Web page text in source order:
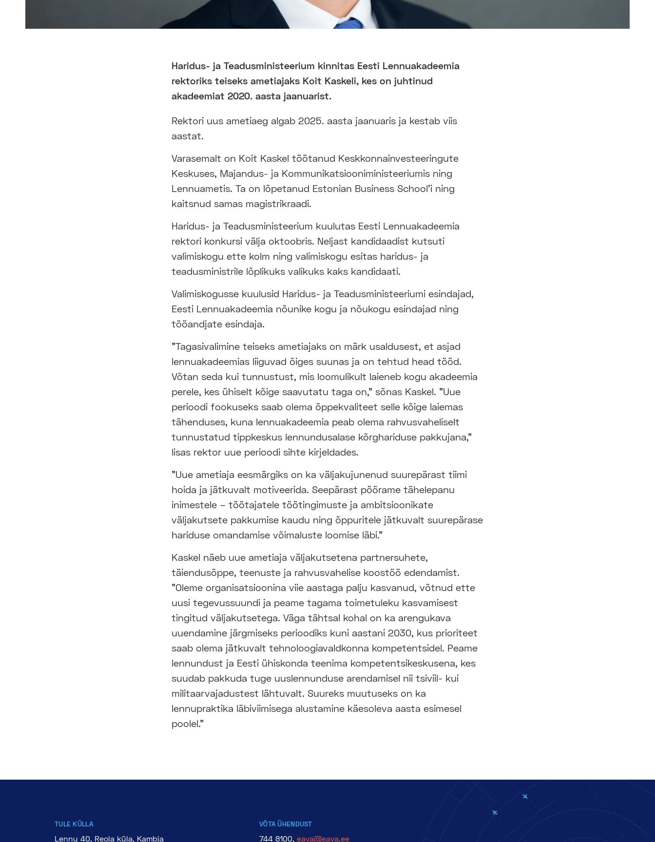
Haridus- ja Teadusministeerium kinnitas Eesti Lennuakadeemia
rektoriks teiseks ametiajaks Koit Kaskeli, kes on juhtinud
akadeemiat 2020. aasta jaanuarist.
Rektori uus ametiaeg algab 2025. aasta jaanuaris ja kestab viis
aastat.
Varasemalt on Koit Kaskel töötanud Keskkonnainvesteeringute
Keskuses, Majandus- ja Kommunikatsiooniministeeriumis ning
Lennuametis. Ta on lõpetanud Estonian Business School’i ning
kaitsnud samas magistrikraadi.
Haridus- ja Teadusministeerium kuulutas Eesti Lennuakadeemia
rektori konkursi välja oktoobris. Neljast kandidaadist kutsuti
valimiskogu ette kolm ning valimiskogu esitas haridus- ja
teadusministrile lõplikuks valikuks kaks kandidaati.
Valimiskogusse kuulusid Haridus- ja Teadusministeeriumi esindajad,
Eesti Lennuakadeemia nõunike kogu ja nõukogu esindajad ning
tööandjate esindaja.
"Tagasivalimine teiseks ametiajaks on märk usaldusest, et asjad
lennuakadeemias liiguvad õiges suunas ja on tehtud head tööd.
Võtan seda kui tunnustust, mis loomulikult laieneb kogu akadeemia
perele, kes ühiselt kõige saavutatu taga on," sõnas Kaskel. "Uue
perioodi fookuseks saab olema õppekvaliteet selle kõige laiemas
tähenduses, kuna lennuakadeemia peab olema rahvusvaheliselt
tunnustatud tippkeskus lennundusalase kõrghariduse pakkujana,"
lisas rektor uue perioodi sihte kirjeldades.
"Uue ametiaja eesmärgiks on ka väljakujunenud suurepärast tiimi
hoida ja jätkuvalt motiveerida. Seepärast pöörame tähelepanu
inimestele – töötajatele töötingimuste ja ambitsioonikate
väljakutsete pakkumise kaudu ning õppuritele jätkuvalt suurepärase
hariduse omandamise võimaluste loomise läbi."
Kaskel näeb uue ametiaja väljakutsetena partnersuhete,
täiendusõppe, teenuste ja rahvusvahelise koostöö edendamist.
"Oleme organisatsioonina viie aastaga palju kasvanud, võtnud ette
uusi tegevussuundi ja peame tagama toimetuleku kasvamisest
tingitud väljakutsetega. Väga tähtsal kohal on ka arengukava
uuendamine järgmiseks perioodiks kuni aastani 2030, kus prioriteet
saab olema jätkuvalt tehnoloogiavaldkonna kompetentsidel. Peame
lennundust ja Eesti ühiskonda teenima kompetentsikeskusena, kes
suudab pakkuda tuge uuslennunduse arendamisel nii tsiviil- kui
militaarvajadustest lähtuvalt. Suureks muutuseks on ka
lennupraktika läbiviimisega alustamine käesoleva aasta esimesel
poolel."
TULE KÜLLA
Lennu 40, Reola küla, Kambja
VÕTA ÜHENDUST
744 8100, eava@eava.ee